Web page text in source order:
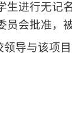
进行无记
会批准，
导与该项